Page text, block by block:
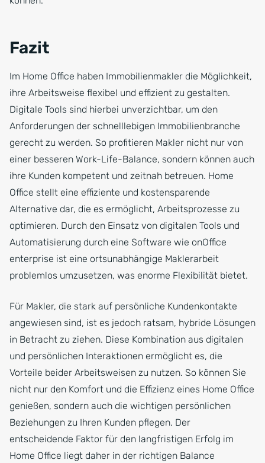
Fazit
Im Home Office haben Immobilienmakler die Möglichkeit,
ihre Arbeitsweise flexibel und effizient zu gestalten.
Digitale Tools sind hierbei unverzichtbar, um den
Anforderungen der schnelllebigen Immobilienbranche
gerecht zu werden. So profitieren Makler nicht nur von
einer besseren Work-Life-Balance, sondern können auch
ihre Kunden kompetent und zeitnah betreuen. Home
Office stellt eine effiziente und kostensparende
Alternative dar, die es ermöglicht, Arbeitsprozesse zu
optimieren. Durch den Einsatz von digitalen Tools und
Automatisierung durch eine Software wie onOffice
enterprise ist eine ortsunabhängige Maklerarbeit
problemlos umzusetzen, was enorme Flexibilität bietet.
Für Makler, die stark auf persönliche Kundenkontakte
angewiesen sind, ist es jedoch ratsam, hybride Lösungen
in Betracht zu ziehen. Diese Kombination aus digitalen
und persönlichen Interaktionen ermöglicht es, die
Vorteile beider Arbeitsweisen zu nutzen. So können Sie
nicht nur den Komfort und die Effizienz eines Home Office
genießen, sondern auch die wichtigen persönlichen
Beziehungen zu Ihren Kunden pflegen. Der
entscheidende Faktor für den langfristigen Erfolg im
Home Office liegt daher in der richtigen Balance